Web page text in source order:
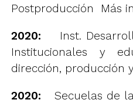
Postproducción Más
2020:
Inst.
Institucionales y
dirección, producción y
2020: Secuelas de